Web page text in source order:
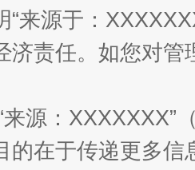
后
“来源于：
济责任。如您对
来源：
的在于传递更多